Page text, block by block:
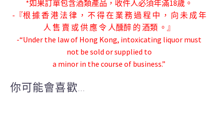
*如果訂單包含酒類產品，收件人必須年滿18歲。
-『根 據 香 港 法 律 ， 不 得 在 業 務 過 程 中 ， 向 未 成 年
人 售 賣 或 供 應 令 人醺醉 的 酒類 。』
-“Under the law of Hong Kong, intoxicating liquor must
not be sold or supplied to
a minor in the course of business.”
你可能會喜歡...